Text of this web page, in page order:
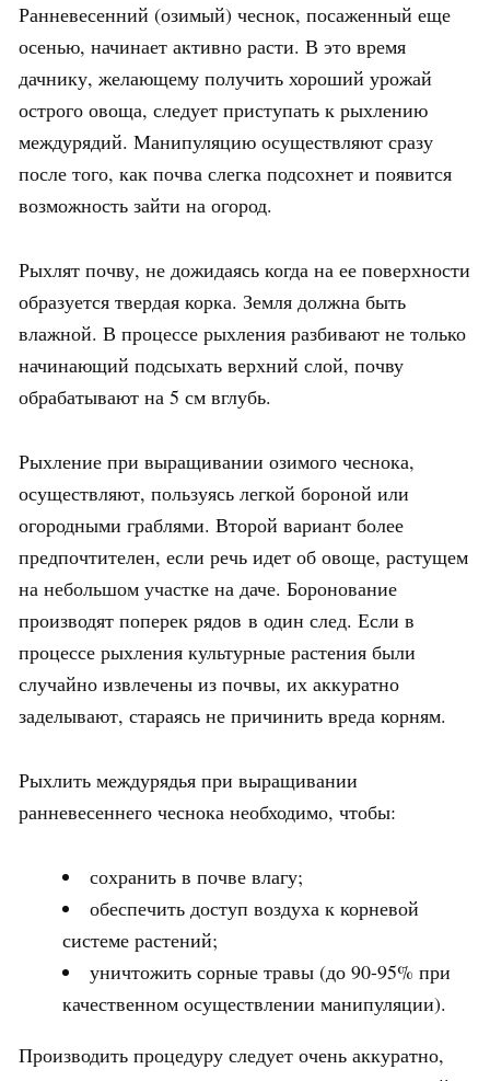
Ранневесенний (озимый) чеснок, посаженный еще
осенью, начинает активно расти. В это время
дачнику, желающему получить хороший урожай
острого овоща, следует приступать к рыхлению
междурядий. Манипуляцию осуществляют сразу
после того, как почва слегка подсохнет и появится
возможность зайти на огород.
Рыхлят почву, не дожидаясь когда на ее поверхности
образуется твердая корка. Земля должна быть
влажной. В процессе рыхления разбивают не только
начинающий подсыхать верхний слой, почву
обрабатывают на 5 см вглубь.
Рыхление при выращивании озимого чеснока,
осуществляют, пользуясь легкой бороной или
огородными граблями. Второй вариант более
предпочтителен, если речь идет об овоще, растущем
на небольшом участке на даче. Боронование
производят поперек рядов в один след. Если в
процессе рыхления культурные растения были
случайно извлечены из почвы, их аккуратно
заделывают, стараясь не причинить вреда корням.
Рыхлить междурядья при выращивании
ранневесеннего чеснока необходимо, чтобы:
сохранить в почве влагу;
обеспечить доступ воздуха к корневой
системе растений;
уничтожить сорные травы (до 90-95% при
качественном осуществлении манипуляции).
Производить процедуру следует очень аккуратно,